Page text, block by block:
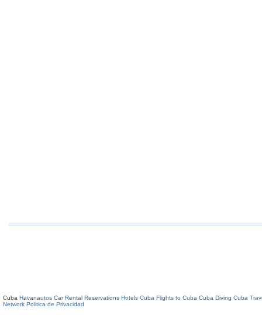
Cuba Havanautos Car Rental Reservations Hotels Cuba Flights to Cuba Cuba Diving Cuba
Network Politica de Privacidad